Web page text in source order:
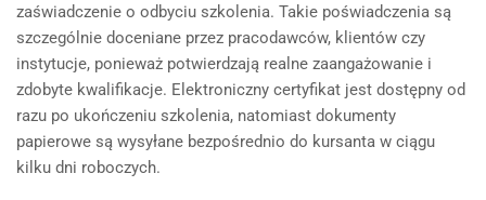
zaświadczenie o odbyciu szkolenia. Takie poświadczenia są
szczególnie doceniane przez pracodawców, klientów czy
instytucje, ponieważ potwierdzają realne zaangażowanie i
zdobyte kwalifikacje. Elektroniczny certyfikat jest dostępny od
razu po ukończeniu szkolenia, natomiast dokumenty
papierowe są wysyłane bezpośrednio do kursanta w ciągu
kilku dni roboczych.